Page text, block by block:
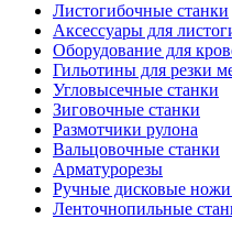
Листогибочные станки
Аксессуары для
Оборудование для
Гильотины для резки
Угловысечные станки
Зиговочные станки
Размотчики рулона
Вальцовочные станки
Арматурорезы
Ручные дисковые
Ленточнопильные